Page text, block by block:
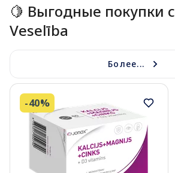
🍋 Выгодные покупки
Veselība
Более...
-40%